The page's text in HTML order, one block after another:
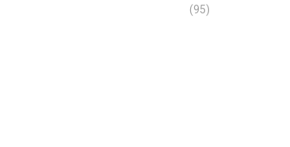
(95)